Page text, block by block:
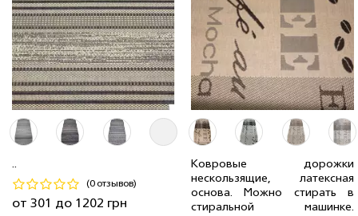
..
(0 отзывов)
от 301 до 1202 грн
0.7 м 124 шт 403 грн
1.2 м 186 шт 721 грн
1.0 м 170 шт 601 грн
0.5 м 151 шт 301 грн
1.5 м 85 шт 902 грн
2.0 м 40 шт
1 202 грн
Ковровые дорожки
нескользящие, латексная
основа. Можно стирать в
стиральной машинке.
2.00 м 24 мп 1 286 грн/мп
0.67 м 6 мп 431 грн/мп
0.80 м 514 грн/мп
0.75 м 3 мп
482 грн/мп
1.20 м
8 мп 772 грн/мп